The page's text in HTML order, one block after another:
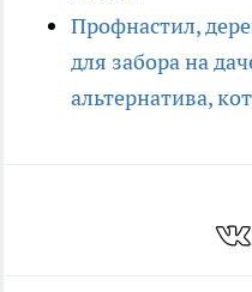
Профнастил,
для забора на
альтернатива,